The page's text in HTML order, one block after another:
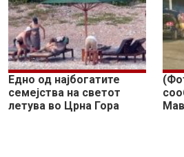
Едно од најбогатите
семејства на светот
летува во Црна Гора